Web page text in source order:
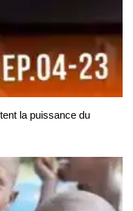
la puissance du